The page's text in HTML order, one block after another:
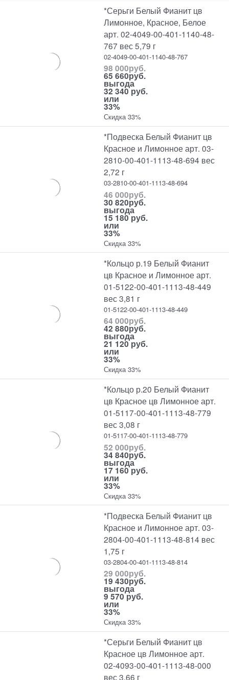
*Серьги Белый Фианит цв
Лимонное, Красное, Белое
арт. 02-4049-00-401-1140-48-
767 вес 5,79 г
02-4049-00-401-1140-48-767
98 000руб.
65 660руб.
выгода
32 340 руб.
или
33%
Скидка 33%
*Подвеска Белый Фианит цв
Красное и Лимонное арт. 03-
2810-00-401-1113-48-694 вес
2,72 г
03-2810-00-401-1113-48-694
46 000руб.
30 820руб.
выгода
15 180 руб.
или
33%
Скидка 33%
*Кольцо р.19 Белый Фианит
цв Красное и Лимонное арт.
01-5122-00-401-1113-48-449
вес 3,81 г
01-5122-00-401-1113-48-449
64 000руб.
42 880руб.
выгода
21 120 руб.
или
33%
Скидка 33%
*Кольцо р.20 Белый Фианит
цв Красное цв Лимонное арт.
01-5117-00-401-1113-48-779
вес 3,08 г
01-5117-00-401-1113-48-779
52 000руб.
34 840руб.
выгода
17 160 руб.
или
33%
Скидка 33%
*Подвеска Белый Фианит цв
Красное и Лимонное арт. 03-
2804-00-401-1113-48-814 вес
1,75 г
03-2804-00-401-1113-48-814
29 000руб.
19 430руб.
выгода
9 570 руб.
или
33%
Скидка 33%
*Серьги Белый Фианит цв
Красное цв Лимонное арт.
02-4093-00-401-1113-48-000
вес 3,66 г